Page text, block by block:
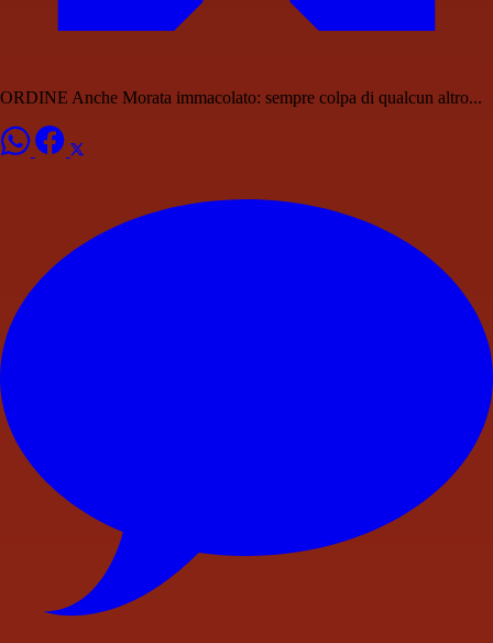
ORDINE Anche Morata immacolato: sempre colpa di qualcun altro...